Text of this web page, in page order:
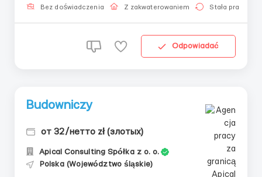
doświadczenie zawodowe• Mężczyźni od 20 latWaru...
Bez doświadczenia Z zakwaterowaniem Stała praca
Odpowiadać
Budowniczy
от 32/нетто zł (злотых)
Apical Consulting Spółka z o. o.
Polska (Województwo śląskie)